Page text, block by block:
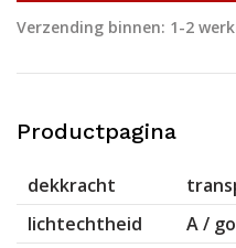
Verzending binnen: 1-2
Productpagina
dekkracht
lichtechtheid
A /